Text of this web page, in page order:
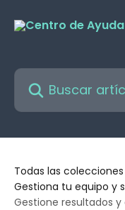
Buscar artículos...
Todas las colecciones
Gestiona tu equipo y
Gestione resultados